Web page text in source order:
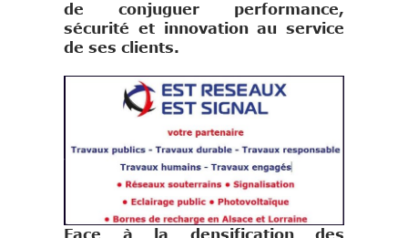
de conjuguer performance,
sécurité et innovation au service
de ses clients.
Face à la densification des